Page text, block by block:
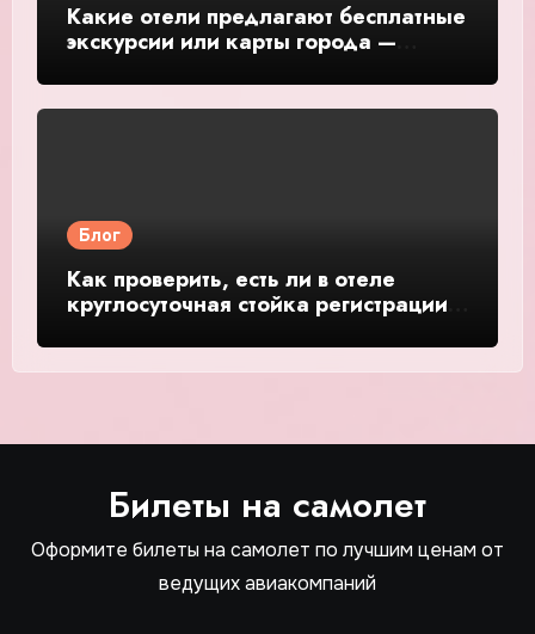
Какие отели предлагают бесплатные
экскурсии или карты города —
Блог
Как проверить, есть ли в отеле
круглосуточная стойка регистрации
Билеты на самолет
Оформите билеты на самолет по лучшим ценам от
ведущих авиакомпаний